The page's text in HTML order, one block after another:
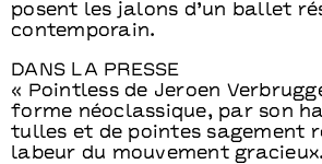
posent les jalons d’un ballet
contemporain.
DANS LA PRESSE
« Pointless de Jeroen
forme néoclassique, par son
tulles et de pointes sagement
labeur du mouvement